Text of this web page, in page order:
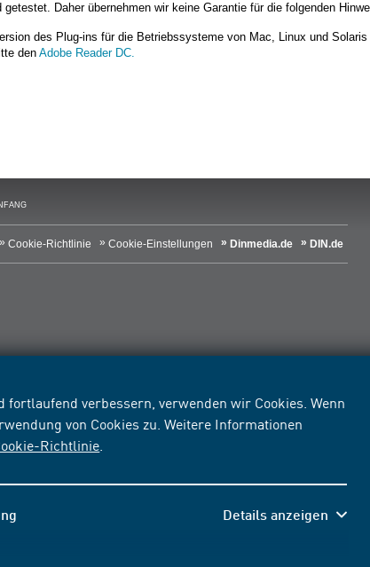
verbessern, verwenden wir Cookies. Wenn
von Cookies zu. Weitere Informationen
Richtlinie
Details anzeigen
Daher übernehmen wir keine Garantie für die folgenden
des Plug-ins für die Betriebssysteme von Mac, Linux und Solaris
denAdobe Reader DC.
Cookie-Richtlinie Cookie-Einstellungen Dinmedia.de DIN.de